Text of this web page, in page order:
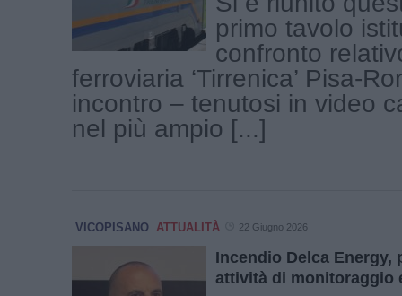
primo tavolo
confronto
ferroviaria ‘Tirrenica’ Pisa-
incontro – tenutosi in video
nel più ampio [...]
VICOPISANO ATTUALITÀ 22 Giugno 2026
Incendio Delca Energy,
attività di monitoraggio